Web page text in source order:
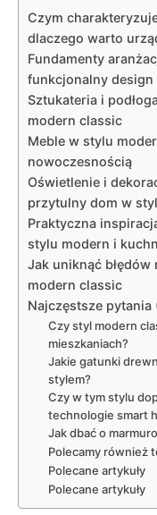
Czym
dlaczego warto
Fundamenty
funkcjonalny design
Sztukateria i
modern classic
Meble w stylu
nowoczesnością
Oświetlenie i
przytulny dom w
Praktyczna
stylu modern i
Jak uniknąć
modern classic
Najczęstsze pytania
Czy styl modern
mieszkaniach?
Jakie gatunki
stylem?
Czy w tym stylu
technologie smart
Jak dbać o
Polecamy również
Polecane artykuły
Polecane artykuły